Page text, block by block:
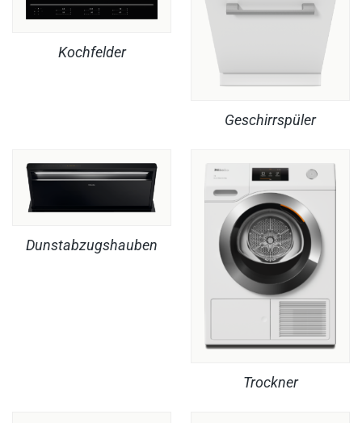
Kochfelder
Geschirrspüler
Dunstabzugshauben
Trockner